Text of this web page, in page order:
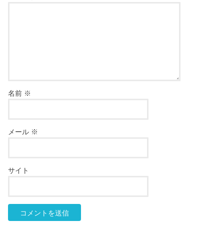
名前 ※
メール ※
サイト